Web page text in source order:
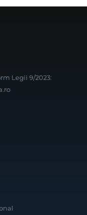
Legii 9/2023: